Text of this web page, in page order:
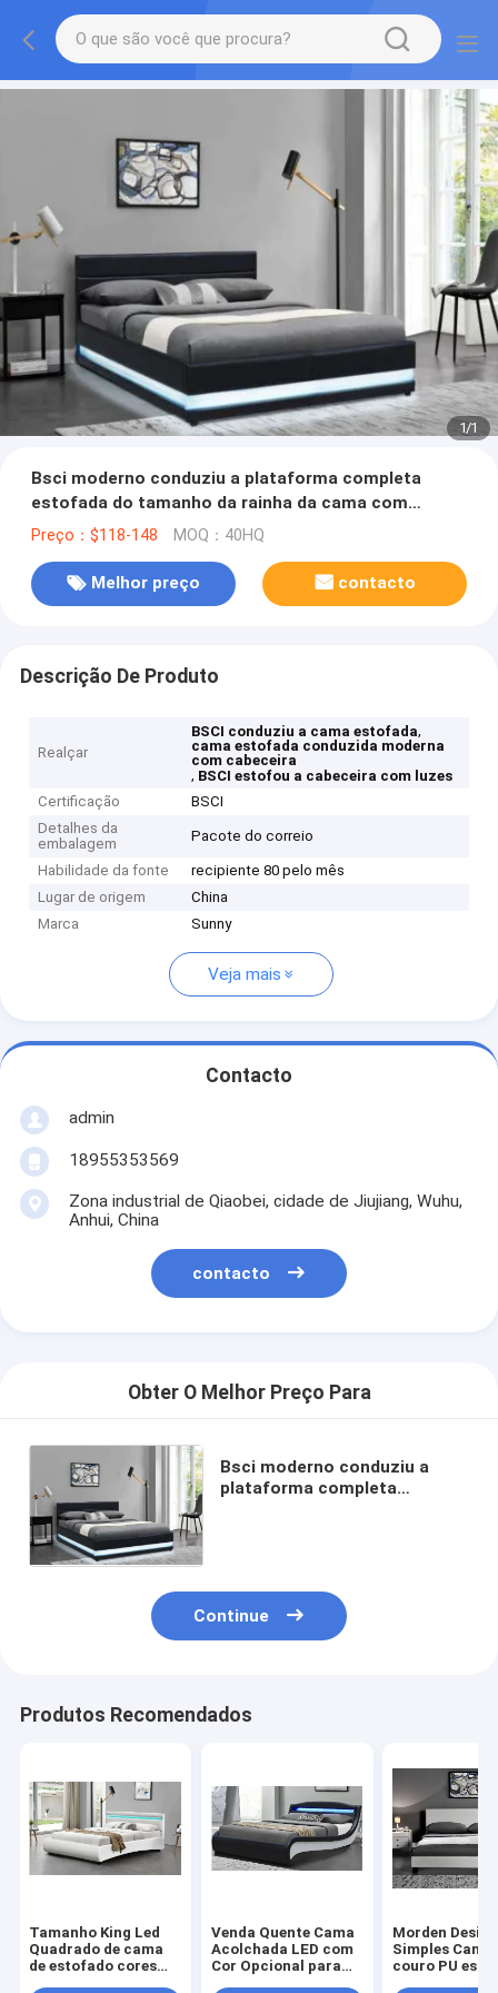
1/1
Bsci moderno conduziu a plataforma completa
estofada do tamanho da rainha da cama com
cabeceira
Preço：$118-148 MOQ：40HQ
Melhor preço contacto
Descrição De Produto
Realçar
BSCI conduziu a cama estofada,
cama estofada conduzida moderna
com cabeceira
, BSCI estofou a cabeceira com luzes
Certificação
BSCI
Detalhes da
embalagem
Pacote do correio
Habilidade da fonte
recipiente 80 pelo mês
Lugar de origem
China
Marca
Sunny
Veja mais
Contacto
admin
18955353569
Zona industrial de Qiaobei, cidade de Jiujiang, Wuhu,
Anhui, China
contacto
Obter O Melhor Preço Para
Bsci moderno conduziu a
plataforma completa
Continue
Produtos Recomendados
Tamanho King Led
Quadrado de cama
de estofado cores
Venda Quente Cama
Acolchada LED com
Cor Opcional para
Morden Design
Simples Cama
couro PU